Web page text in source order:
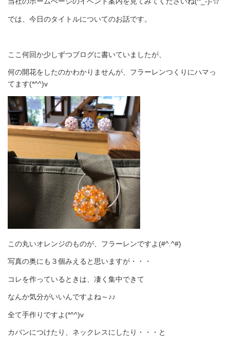
では、今日のタイトルについてのお話です。
ここ何回か少しずつブログに書いていましたが、
何の開花をしたのかわかりませんが、フラーレンつくりにハマっ
てます(*^^)v
この丸いオレンジのものが、フラーレンですよ(#^.^#)
写真の奥にも３個みえると思いますが・・・
コレを作っているときは、凄く集中できて
なんか気分がいいんですよね～♪♪
全て手作りですよ(*^^)v
カバンにつけたり、ネックレスにしたり・・・と